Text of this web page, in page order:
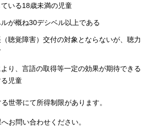
いる18歳未満の児童
が概ね30デシベル以上である
聴覚障害）交付の対象とならないが、聴力
り、言語の取得等一定の効果が期待できる
児童
世帯にて所得制限があります。
お問い合わせください。